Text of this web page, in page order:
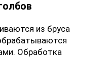
из бруса
Обработка